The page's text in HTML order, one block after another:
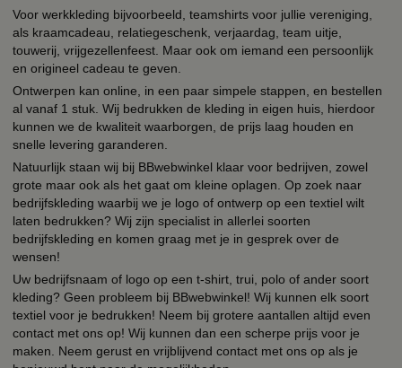
Voor werkkleding bijvoorbeeld, teamshirts voor jullie vereniging,
als kraamcadeau, relatiegeschenk, verjaardag, team uitje,
touwerij, vrijgezellenfeest. Maar ook om iemand een persoonlijk
en origineel cadeau te geven.
Ontwerpen kan online, in een paar simpele stappen, en bestellen
al vanaf 1 stuk. Wij bedrukken de kleding in eigen huis, hierdoor
kunnen we de kwaliteit waarborgen, de prijs laag houden en
snelle levering garanderen.
Natuurlijk staan wij bij BBwebwinkel klaar voor bedrijven, zowel
grote maar ook als het gaat om kleine oplagen. Op zoek naar
bedrijfskleding waarbij we je logo of ontwerp op een textiel wilt
laten bedrukken? Wij zijn specialist in allerlei soorten
bedrijfskleding en komen graag met je in gesprek over de
wensen!
Uw bedrijfsnaam of logo op een t-shirt, trui, polo of ander soort
kleding? Geen probleem bij BBwebwinkel! Wij kunnen elk soort
textiel voor je bedrukken! Neem bij grotere aantallen altijd even
contact met ons op! Wij kunnen dan een scherpe prijs voor je
maken. Neem gerust en vrijblijvend contact met ons op als je